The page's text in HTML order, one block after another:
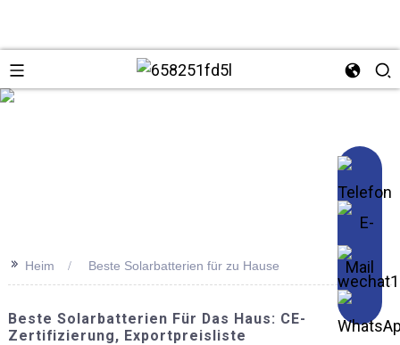
>> Heim Beste Solarbatterien für zu Hause
Beste Solarbatterien Für Das Haus: CE-
Zertifizierung, Exportpreisliste